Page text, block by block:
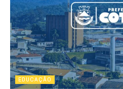
EDUCAÇÃO